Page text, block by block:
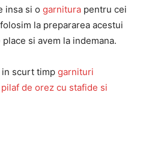
insa si o garnitura pentru cei
la prepararea acestui
si avem la indemana.
in scurt timp garnituri
pilaf de orez cu stafide si